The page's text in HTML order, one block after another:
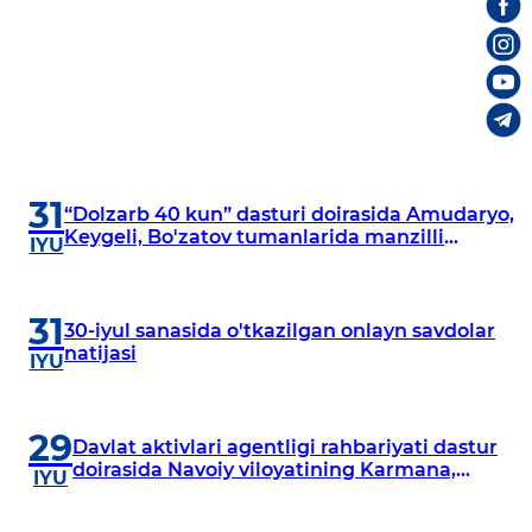
31
IYU
“Dolzarb 40 kun” dasturi doirasida Amudaryo,
Keygeli, Bo'zatov tumanlarida manzilli
31
IYU
30-iyul sanasida o'tkazilgan onlayn savdolar
natijasi
29
IYU
Davlat aktivlari agentligi rahbariyati dastur
doirasida Navoiy viloyatining Karmana,